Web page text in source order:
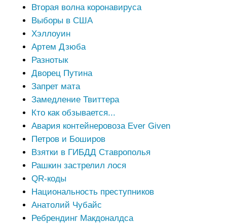
Вторая волна коронавируса
Выборы в США
Хэллоуин
Артем Дзюба
Разнотык
Дворец Путина
Запрет мата
Замедление Твиттера
Кто как обзывается...
Авария контейнеровоза Ever Given
Петров и Боширов
Взятки в ГИБДД Ставрополья
Рашкин застрелил лося
QR-коды
Национальность преступников
Анатолий Чубайс
Ребрендинг Макдоналдса